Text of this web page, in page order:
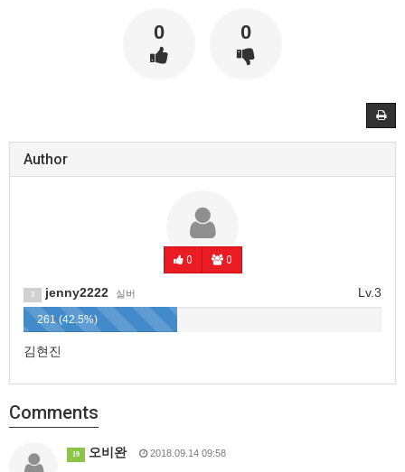
0 0
Author
0 0
Lv.3
3 jenny2222 실버
261 (42.5%)
김현진
Comments
19 오비완 2018.09.14 09:58